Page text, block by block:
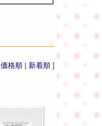
価格順 | 新着順 ]